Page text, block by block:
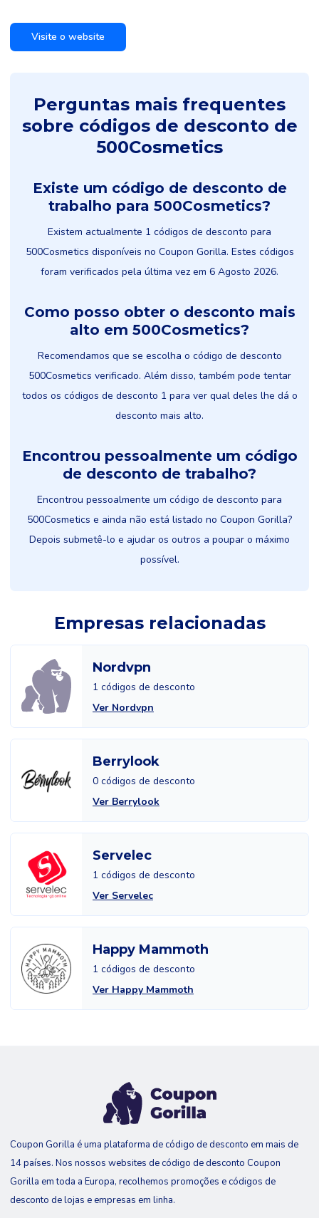
Visite o website
Perguntas mais frequentes
sobre códigos de desconto de
500Cosmetics
Existe um código de desconto de
trabalho para 500Cosmetics?
Existem actualmente 1 códigos de desconto para
500Cosmetics disponíveis no Coupon Gorilla. Estes códigos
foram verificados pela última vez em 6 Agosto 2026.
Como posso obter o desconto mais
alto em 500Cosmetics?
Recomendamos que se escolha o código de desconto
500Cosmetics verificado. Além disso, também pode tentar
todos os códigos de desconto 1 para ver qual deles lhe dá o
desconto mais alto.
Encontrou pessoalmente um código
de desconto de trabalho?
Encontrou pessoalmente um código de desconto para
500Cosmetics e ainda não está listado no Coupon Gorilla?
Depois submetê-lo e ajudar os outros a poupar o máximo
possível.
Empresas relacionadas
Nordvpn
1 códigos de desconto
Ver Nordvpn
Berrylook
0 códigos de desconto
Ver Berrylook
Servelec
1 códigos de desconto
Ver Servelec
Happy Mammoth
1 códigos de desconto
Ver Happy Mammoth
Coupon Gorilla é uma plataforma de código de desconto em mais de
14 países. Nos nossos websites de código de desconto Coupon
Gorilla em toda a Europa, recolhemos promoções e códigos de
desconto de lojas e empresas em linha.